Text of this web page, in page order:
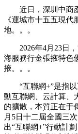
近日，深圳中商產
《運城市十五五現
地。。。
2026年4月23日，
海服務行金張掖特色
掖。。。
“互聯網+”是指以
動互聯網、云計算、
的擴散，本質正在于
月5日十二屆全國三
出“互聯網+”行動計